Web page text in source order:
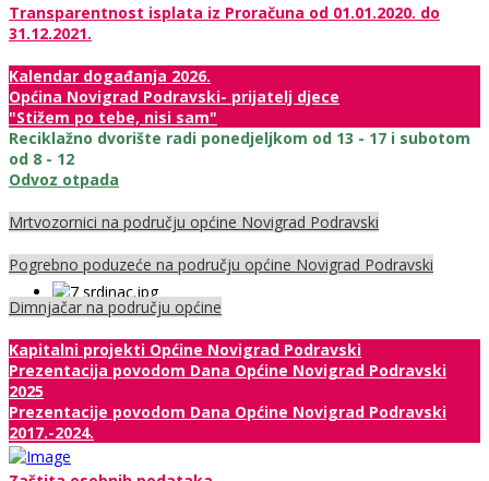
Transparentnost isplata iz Proračuna od 01.01.2020. do
31.12.2021.
Kalendar događanja 2026.
Općina Novigrad Podravski- prijatelj djece
"Stižem po tebe, nisi sam"
Reciklažno dvorište radi ponedjeljkom od 13 - 17 i subotom
od 8 - 12
Odvoz otpada
Mrtvozornici na području općine Novigrad Podravski
Pogrebno poduzeće na području općine Novigrad Podravski
Dimnjačar na području općine
Kapitalni projekti Općine Novigrad Podravski
Prezentacija povodom Dana Općine Novigrad Podravski
2025
Prezentacije povodom Dana Općine Novigrad Podravski
2017.-2024.